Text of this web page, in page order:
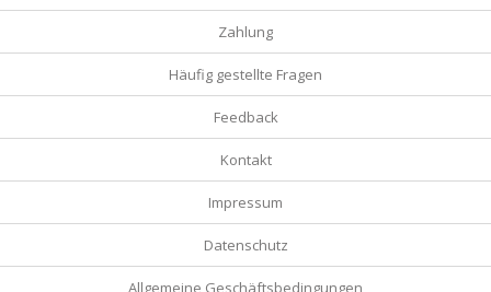
Zahlung
Häufig gestellte Fragen
Feedback
Kontakt
Impressum
Datenschutz
Allgemeine Geschäftsbedingungen